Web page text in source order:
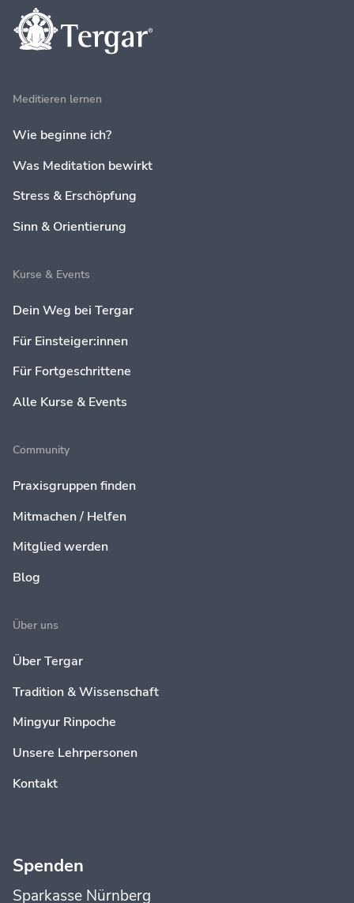
Meditieren lernen
Wie beginne ich?
Was Meditation bewirkt
Stress & Erschöpfung
Sinn & Orientierung
Kurse & Events
Dein Weg bei Tergar
Für Einsteiger:innen
Für Fortgeschrittene
Alle Kurse & Events
Community
Praxisgruppen finden
Mitmachen / Helfen
Mitglied werden
Blog
Über uns
Über Tergar
Tradition & Wissenschaft
Mingyur Rinpoche
Unsere Lehrpersonen
Kontakt
Spenden
Sparkasse Nürnberg